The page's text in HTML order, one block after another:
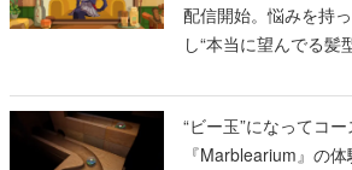
配信開始。悩みを持
し“本当に望んでる髪
“ビー玉”になってコ
『Marblearium』の